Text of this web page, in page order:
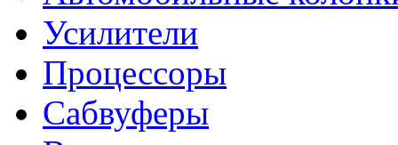
Усилители
Процессоры
Сабвуферы